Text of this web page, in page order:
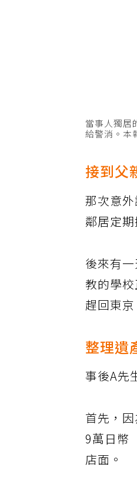
當事人獨居
給警消。本
接到父
那次意
鄰居定
後來有
教的學
趕回東
整理遺
事後A先
首先，
9萬日幣
店面。